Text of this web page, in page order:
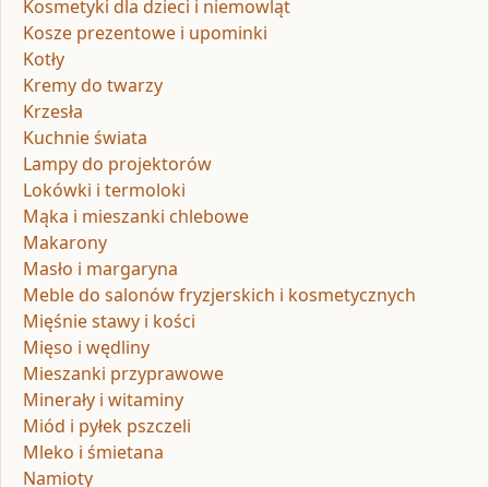
Kosmetyki dla dzieci i niemowląt
Kosze prezentowe i upominki
Kotły
Kremy do twarzy
Krzesła
Kuchnie świata
Lampy do projektorów
Lokówki i termoloki
Mąka i mieszanki chlebowe
Makarony
Masło i margaryna
Meble do salonów fryzjerskich i kosmetycznych
Mięśnie stawy i kości
Mięso i wędliny
Mieszanki przyprawowe
Minerały i witaminy
Miód i pyłek pszczeli
Mleko i śmietana
Namioty